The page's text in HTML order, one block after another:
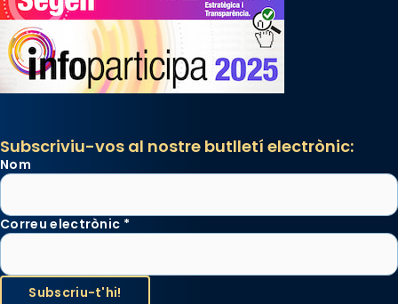
«Si vols saber què és calor, ves per les
Santes a Mataró»🥵.
Photo
View on Facebook · Share
Subscriviu-vos al nostre butlletí electrònic:
Nom
Correu electrònic *